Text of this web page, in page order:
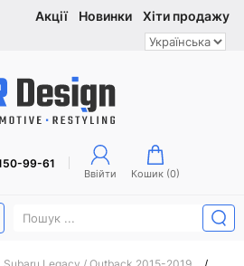
Акції Новинки Хіти продажу
99-61
Ввійти Кошик (0)